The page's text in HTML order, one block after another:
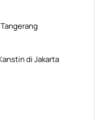
di Jakarta